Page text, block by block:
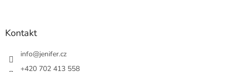
Kontakt
info@jenifer.cz
+420 702 413 558